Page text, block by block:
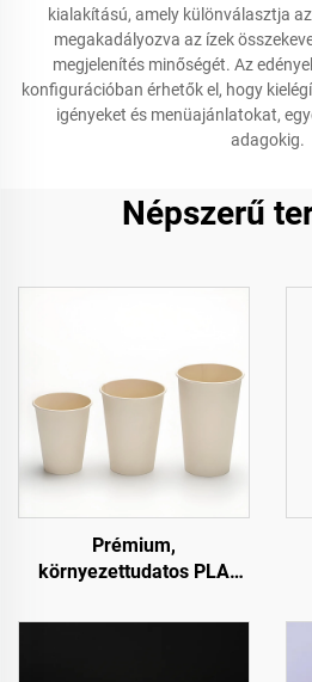
kialakítású, amely különválasztja
megakadályozva az ízek
megjelenítés minőségét. Az
konfigurációban érhetők el, hogy
igényeket és menüajánlatokat,
adagokig.
Népszerű
Prémium,
környezettudatos PLA